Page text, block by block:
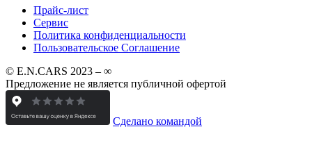
Прайс-лист
Сервис
Политика конфиденциальности
Пользовательское Соглашение
© E.N.CARS 2023 – ∞
Предложение не является публичной офертой
Сделано командой